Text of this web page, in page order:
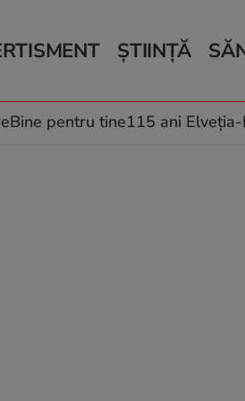
și Filme
ȘTIINȚĂ
Schimbări
Bine pentru tine115 ani